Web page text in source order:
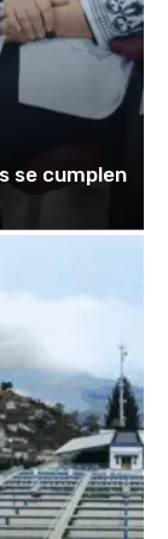
se cumplen